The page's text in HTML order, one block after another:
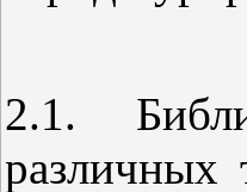
2.1.
различных